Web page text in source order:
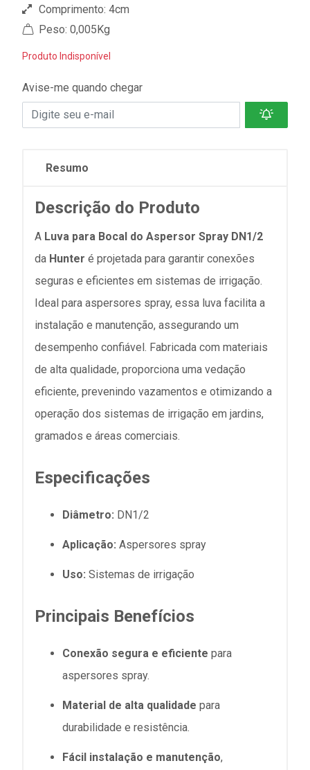
Comprimento: 4cm
Peso: 0,005Kg
Produto Indisponível
Avise-me quando chegar
Resumo
Descrição do Produto
A Luva para Bocal do Aspersor Spray DN1/2
da Hunter é projetada para garantir conexões
seguras e eficientes em sistemas de irrigação.
Ideal para aspersores spray, essa luva facilita a
instalação e manutenção, assegurando um
desempenho confiável. Fabricada com materiais
de alta qualidade, proporciona uma vedação
eficiente, prevenindo vazamentos e otimizando a
operação dos sistemas de irrigação em jardins,
gramados e áreas comerciais.
Especificações
Diâmetro: DN1/2
Aplicação: Aspersores spray
Uso: Sistemas de irrigação
Principais Benefícios
Conexão segura e eficiente para
aspersores spray.
Material de alta qualidade para
durabilidade e resistência.
Fácil instalação e manutenção,